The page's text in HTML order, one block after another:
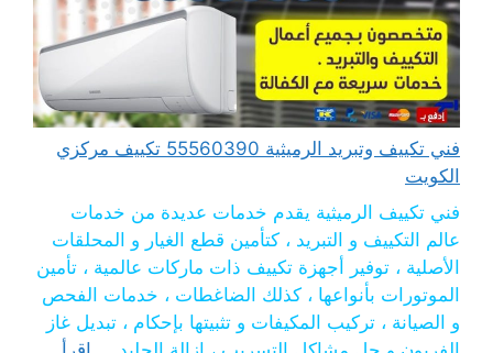
فني تكييف وتبريد الرميثية 55560390 تكييف مركزي
الكويت
فني تكييف الرميثية يقدم خدمات عديدة من خدمات
عالم التكييف و التبريد ، كتأمين قطع الغيار و المحلقات
الأصلية ، توفير أجهزة تكييف ذات ماركات عالمية ، تأمين
الموتورات بأنواعها ، كذلك الضاغطات ، خدمات الفحص
و الصيانة ، تركيب المكيفات و تثبيتها بإحكام ، تبديل غاز